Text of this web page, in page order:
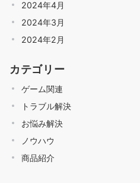
2024年4月
2024年3月
2024年2月
カテゴリー
ゲーム関連
トラブル解決
お悩み解決
ノウハウ
商品紹介